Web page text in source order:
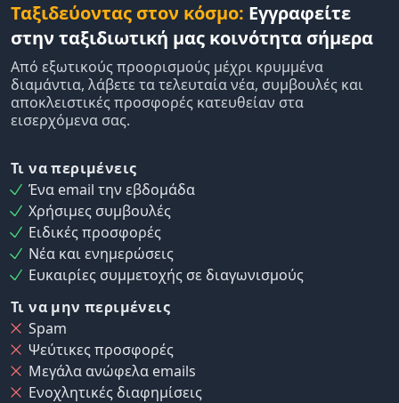
Ταξιδεύοντας στον κόσμο: Εγγραφείτε
στην ταξιδιωτική μας κοινότητα σήμερα
Από εξωτικούς προορισμούς μέχρι κρυμμένα
διαμάντια, λάβετε τα τελευταία νέα, συμβουλές και
αποκλειστικές προσφορές κατευθείαν στα
εισερχόμενα σας.
Τι να περιμένεις
Ένα email την εβδομάδα
Χρήσιμες συμβουλές
Ειδικές προσφορές
Νέα και ενημερώσεις
Ευκαιρίες συμμετοχής σε διαγωνισμούς
Τι να μην περιμένεις
Spam
Ψεύτικες προσφορές
Μεγάλα ανώφελα emails
Ενοχλητικές διαφημίσεις